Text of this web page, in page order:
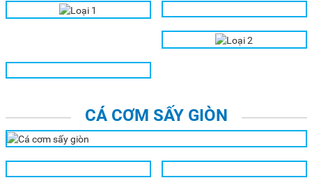
CÁ CƠM SẤY GIÒN